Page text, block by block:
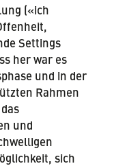
(«ich
Settings
her war es
und in der
Rahmen
und
sich